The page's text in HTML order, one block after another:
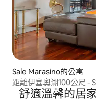
Sale Marasino的公寓
距離伊塞奧湖100公尺 -
舒適溫馨的居